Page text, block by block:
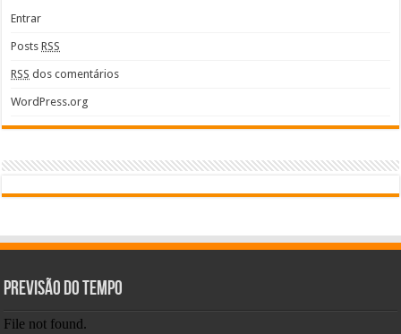
Entrar
PostsRSS
RSS dos comentários
WordPress.org
Previsão do tempo